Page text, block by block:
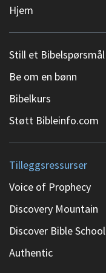
Hjem
Still et Bibelspørsmål
Be om en bønn
Bibelkurs
Støtt Bibleinfo.com
Tilleggsressurser
Voice of Prophecy
Discovery Mountain
Discover Bible School
Authentic